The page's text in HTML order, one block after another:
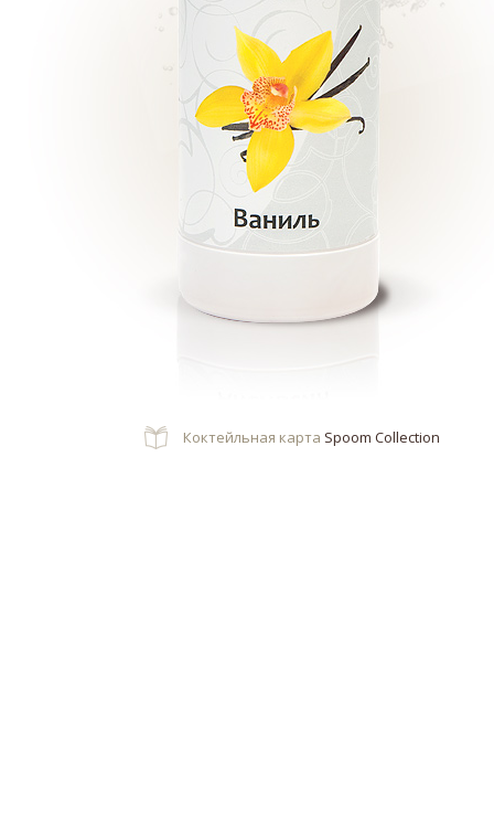
Коктейльная карта Spoom Collection